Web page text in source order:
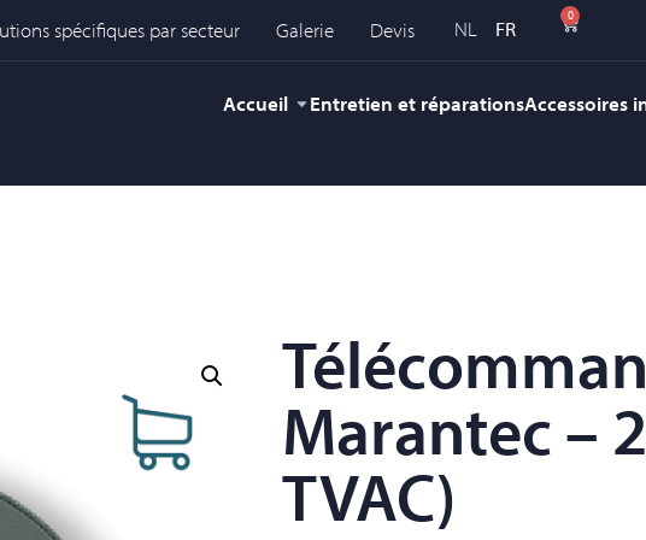
spécifiques par secteur Galerie Devis NL FR
0
Accueil Entretien et réparationsAccessoires
Marantec –
TVAC)